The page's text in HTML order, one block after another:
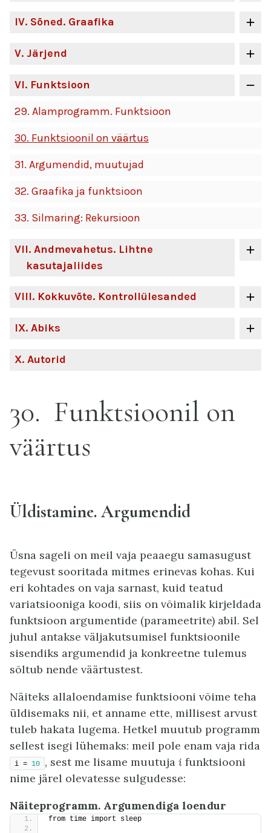
IV. Sõned. Graafika
V. Järjend
VI. Funktsioon
29. Alamprogramm. Funktsioon
30. Funktsioonil on väärtus
31. Argumendid, muutujad
32. Graafika ja funktsioon
33. Silmaring: Rekursioon
VII. Andmevahetus. Lihtne
kasutajaliides
VIII. Kokkuvõte. Kontrollülesanded
IX. Abiks
X. Autorid
30 Funktsioonil on
väärtus
Üldistamine. Argumendid
Üsna sageli on meil vaja peaaegu samasugust
tegevust sooritada mitmes erinevas kohas. Kui
eri kohtades on vaja sarnast, kuid teatud
variatsiooniga koodi, siis on võimalik kirjeldada
funktsioon argumentide (parameetrite) abil. Sel
juhul antakse väljakutsumisel funktsioonile
sisendiks argumendid ja konkreetne tulemus
sõltub nende väärtustest.
Näiteks allaloendamise funktsiooni võime teha
üldisemaks nii, et anname ette, millisest arvust
tuleb hakata lugema. Hetkel muutub programm
sellest isegi lühemaks: meil pole enam vaja rida
i = 10 , sest me lisame muutuja i funktsiooni
nime järel olevatesse sulgudesse:
Näiteprogramm. Argumendiga loendur
from time import sleep